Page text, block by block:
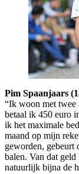
Pim Spaanjaars
“Ik woon met twee
betaal ik 450 euro
ik het maximale
maand op mijn
geworden, gebeurt
balen. Van dat
natuurlijk bijna de